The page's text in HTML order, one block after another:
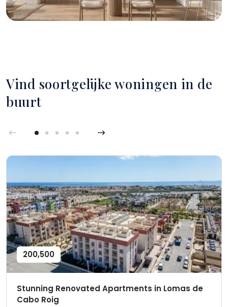
Vind soortgelijke woningen in de
buurt
200,500
Stunning Renovated Apartments in Lomas de
Cabo Roig